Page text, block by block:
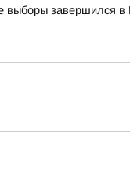
выборы завершился в